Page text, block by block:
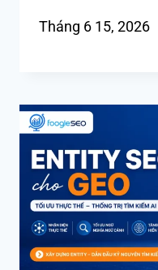
Tháng 6 15, 2026